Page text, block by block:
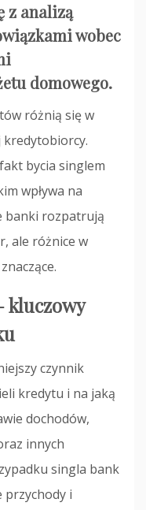
z analizą
wobec
domowego.
różnią się w
kredytobiorcy.
bycia singlem
wpływa na
banki rozpatrują
ale różnice w
kluczowy
czynnik
kredytu i na jaką
dochodów,
innych
singla bank
przychody i